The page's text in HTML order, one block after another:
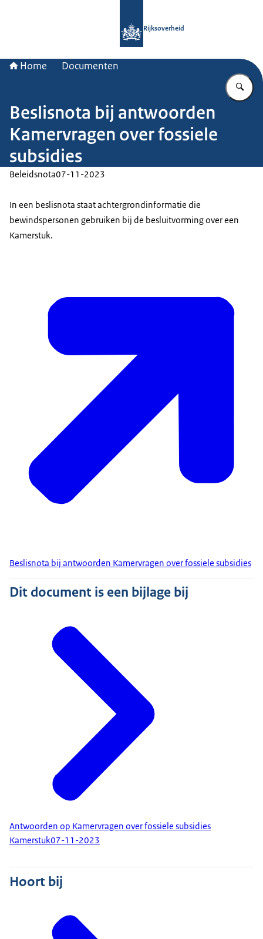
Rijksoverheid
Home Documenten
Beslisnota bij antwoorden
Kamervragen over fossiele
subsidies
Beleidsnota07-11-2023
In een beslisnota staat achtergrondinformatie die
bewindspersonen gebruiken bij de besluitvorming over een
Kamerstuk.
Beslisnota bij antwoorden Kamervragen over fossiele subsidies
Dit document is een bijlage bij
Antwoorden op Kamervragen over fossiele subsidies
Kamerstuk07-11-2023
Hoort bij